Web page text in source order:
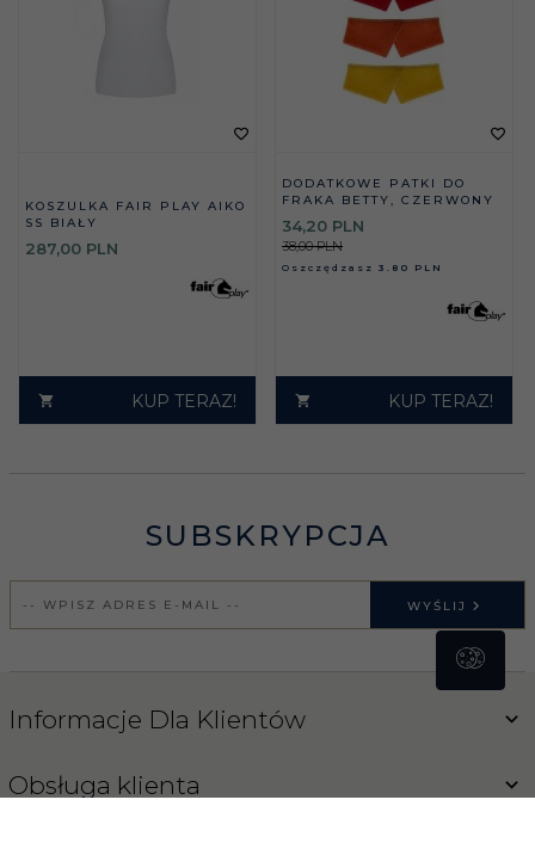
KOSZULKA FAIR PLAY AIKO
SS BIAŁY
287,00 PLN
KUP TERAZ!
DODATKOWE PATKI DO
FRAKA BETTY, CZERWONY
34,20 PLN
38,00 PLN
Oszczędzasz 3.80 PLN
KUP TERAZ!
SUBSKRYPCJA
WYŚLIJ
Informacje Dla Klientów
Obsługa klienta